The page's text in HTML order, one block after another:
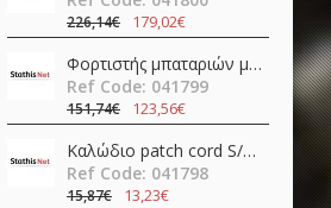
226,14€ 179,02€
Φορτιστής μπαταριών μολύβδου / λιθίου 24V 12A 360W PFC NPB-360-24TB Mean Well
Ref Code: 041799
151,74€ 123,56€
Καλώδιο patch cord S/FTP CAT6A 1m LSZH μαύρο γωνιακό προς τα κάτω Slim 80299 Delock
Ref Code: 041798
15,87€ 13,23€